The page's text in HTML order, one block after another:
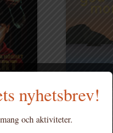
nyhetsbrev!
och aktiviteter.